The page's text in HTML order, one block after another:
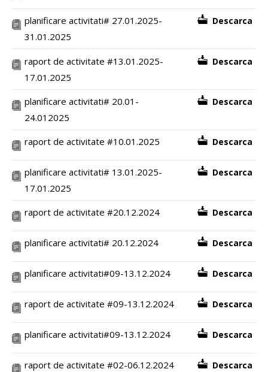
planificare activitati# 27.01.2025-
31.01.2025
Descarca
raport de activitate #13.01.2025-
17.01.2025
Descarca
planificare activitati# 20.01-
24.012025
Descarca
raport de activitate #10.01.2025 Descarca
planificare activitati# 13.01.2025-
17.01.2025
Descarca
raport de activitate #20.12.2024 Descarca
planificare activitati# 20.12.2024 Descarca
planificare activitati#09-13.12.2024 Descarca
raport de activitate #09-13.12.2024 Descarca
planificare activitati#09-13.12.2024 Descarca
raport de activitate #02-06.12.2024 Descarca